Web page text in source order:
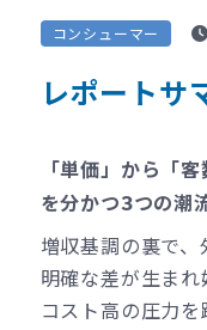
コンシューマー
レポートサ
「単価」から「
を分かつ3つの潮
増収基調の裏で
明確な差が生まれ
コスト高の圧力